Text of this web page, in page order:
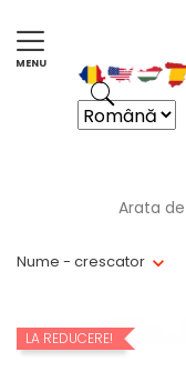
Nume - crescator
Arata
LA REDUCERE!